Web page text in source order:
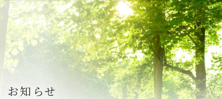
お知らせ